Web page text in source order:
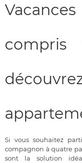
Si vous souhaitez
compagnon à quatre
sont la solution